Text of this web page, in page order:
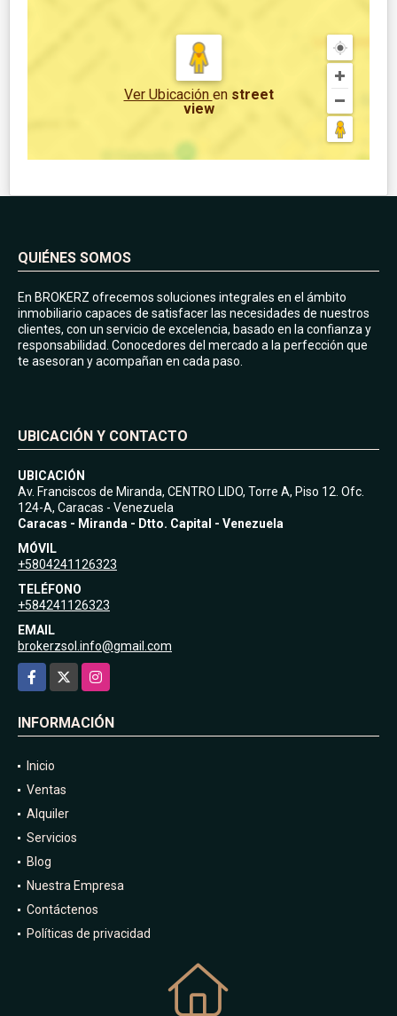
Ver Ubicación en street
view
QUIÉNES SOMOS
En BROKERZ ofrecemos soluciones integrales en el ámbito
inmobiliario capaces de satisfacer las necesidades de nuestros
clientes, con un servicio de excelencia, basado en la confianza y
responsabilidad. Conocedores del mercado a la perfección que
te asesoran y acompañan en cada paso.
UBICACIÓN Y CONTACTO
UBICACIÓN
Av. Franciscos de Miranda, CENTRO LIDO, Torre A, Piso 12. Ofc.
124-A, Caracas - Venezuela
Caracas - Miranda - Dtto. Capital - Venezuela
MÓVIL
+5804241126323
TELÉFONO
+584241126323
EMAIL
brokerzsol.info@gmail.com
Facebook
Instagram
INFORMACIÓN
Inicio
Ventas
Alquiler
Servicios
Blog
Nuestra Empresa
Contáctenos
Políticas de privacidad